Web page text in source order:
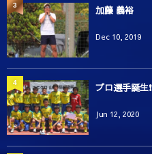
加藤 義裕
Dec 10, 2019
3
プロ選手誕生❗️
Jun 12, 2020
4